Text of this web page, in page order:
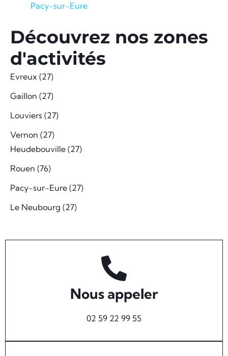
Pacy-sur-Eure
Découvrez nos zones
d'activités
Evreux (27)
Gaillon (27)
Louviers (27)
Vernon (27)
Heudebouville (27)
Rouen (76)
Pacy-sur-Eure (27)
Le Neubourg (27)
Nous appeler
02 59 22 99 55